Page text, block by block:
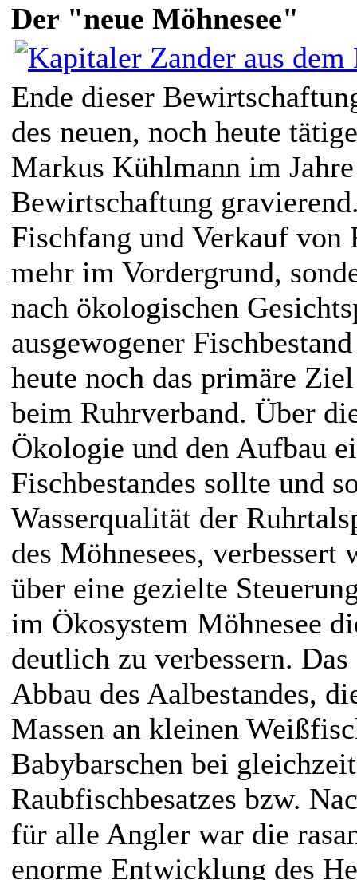
Der "neue Möhnesee"
Ende dieser
des neuen, noch heute
Markus Kühlmann im
Bewirtschaftung
Fischfang und Verkauf von
mehr im Vordergrund,
nach ökologischen
ausgewogener
heute noch das primäre
beim Ruhrverband. Über
Ökologie und den Aufbau
Fischbestandes sollte und
Wasserqualität der
des Möhnesees, verbessert
über eine gezielte
im Ökosystem Möhnesee
deutlich zu verbessern.
Abbau des Aalbestandes,
Massen an kleinen
Babybarschen bei
Raubfischbesatzes bzw.
für alle Angler war die
enorme Entwicklung des